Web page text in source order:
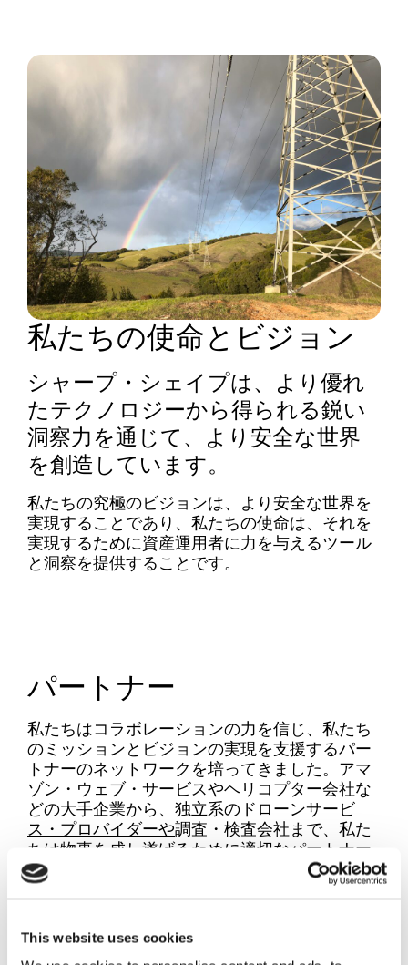
This website uses cookies
私たちの使命とビジョン
シャープ・シェイプは、より優れ
たテクノロジーから得られる鋭い
洞察力を通じて、より安全な世界
を創造しています。
私たちの究極のビジョンは、より安全な世界を
実現することであり、私たちの使命は、それを
実現するために資産運用者に力を与えるツール
と洞察を提供することです。
パートナー
私たちはコラボレーションの力を信じ、私たち
のミッションとビジョンの実現を支援するパー
トナーのネットワークを培ってきました。アマ
ゾン・ウェブ・サービスやヘリコプター会社な
どの大手企業から、独立系の ドローンサービ
ス・プロバイダーや調査・検査会社まで、私た
ちは物事を成し遂げるために適切なパートナー
を探しています。
私たちがどのように助け合えるかを教えてくだ